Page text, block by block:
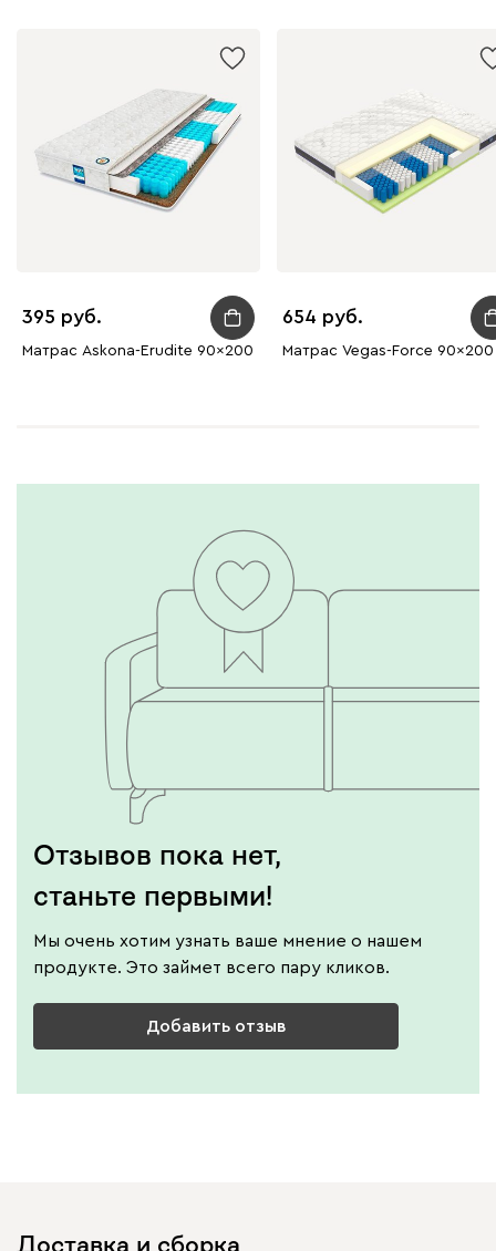
395
Матрас Askona-Erudite 90x200
654
Матрас Vegas-Force 90x200
Отзывов пока нет,
станьте первыми!
Мы очень хотим узнать ваше мнение о нашем
продукте. Это займет всего пару кликов.
Добавить отзыв
Доставка и сборка